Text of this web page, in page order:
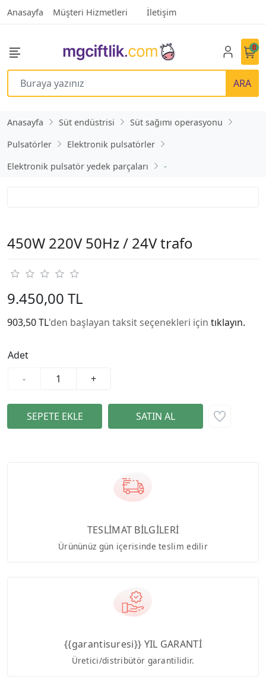
Anasayfa Müşteri Hizmetleri İletişim
ARA
0
Anasayfa Süt endüstrisi
Süt sağımı operasyonu
Pulsatörler
Elektronik pulsatörler
Elektronik pulsatör yedek parçaları
-
450W 220V 50Hz / 24V trafo
9.450,00 TL
903,50 TL'den başlayan taksit seçenekleri için tıklayın.
Adet
-
+
TESLİMAT BİLGİLERİ
Ürününüz gün içerisinde teslim edilir
{{garantisuresi}} YIL GARANTİ
Üretici/distribütör garantilidir.